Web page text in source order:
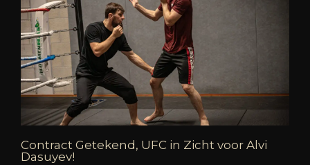
Contract Getekend, UFC in Zicht voor Alvi
Dasuyev!